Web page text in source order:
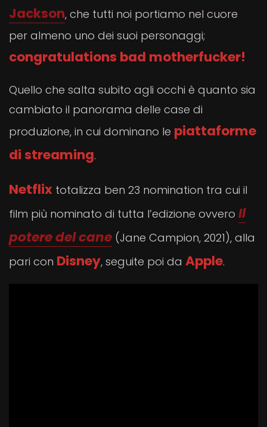
Jackson, che tutti noi portiamo nel cuore
per almeno uno dei suoi personaggi;
congratulations bad motherfucker!
Quello che salta subito agli occhi è quanto sia
cambiato il panorama delle case di
produzione, in cui dominano le piattaforme
di streaming.
Netflix totalizza ben 23 nomination tra cui il
film più nominato di tutta l’edizione ovvero Il
potere del cane (Jane Campion, 2021), alla
pari con Disney, seguite poi da Apple.